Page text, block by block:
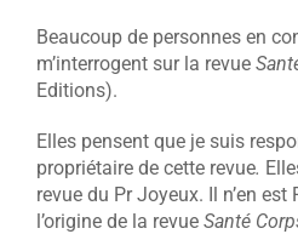
Beaucoup de personnes en
m’interrogent sur la revue
Editions).
Elles pensent que je suis
propriétaire de cette revue.
revue du Pr Joyeux. Il n’en est
l’origine de la revue Santé